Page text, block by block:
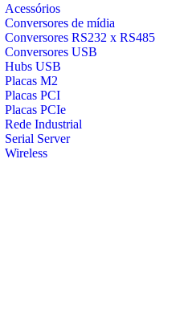
Acessórios
Conversores de mídia
Conversores RS232 x RS485
Conversores USB
Hubs USB
Placas M2
Placas PCI
Placas PCIe
Rede Industrial
Serial Server
Wireless